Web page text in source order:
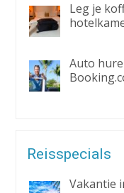
Leg je
Auto
Reisspecials
Vakantie